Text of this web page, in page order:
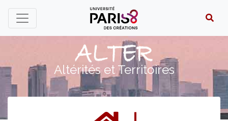
Panneau de gestion des cookies
Altérités et Territoires